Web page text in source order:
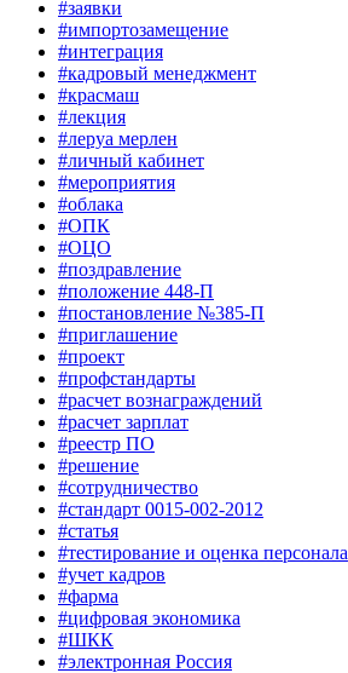
#заявки
#импортозамещение
#интеграция
#кадровый менеджмент
#красмаш
#лекция
#леруа мерлен
#личный кабинет
#мероприятия
#облака
#ОПК
#ОЦО
#поздравление
#положение 448-П
#постановление №385-П
#приглашение
#проект
#профстандарты
#расчет вознаграждений
#расчет зарплат
#реестр ПО
#решение
#сотрудничество
#стандарт 0015-002-2012
#статья
#тестирование и оценка персонала
#учет кадров
#фарма
#цифровая экономика
#ШКК
#электронная Россия